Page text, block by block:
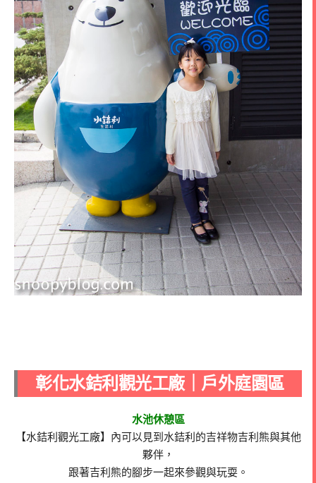
彰化水銡利觀光工廠｜ 戶外庭園區
水池休憩區
【水銡利觀光工廠】內可以見到水銡利的吉祥物吉利熊與其他
夥伴，
跟著吉利熊的腳步一起來參觀與玩耍。